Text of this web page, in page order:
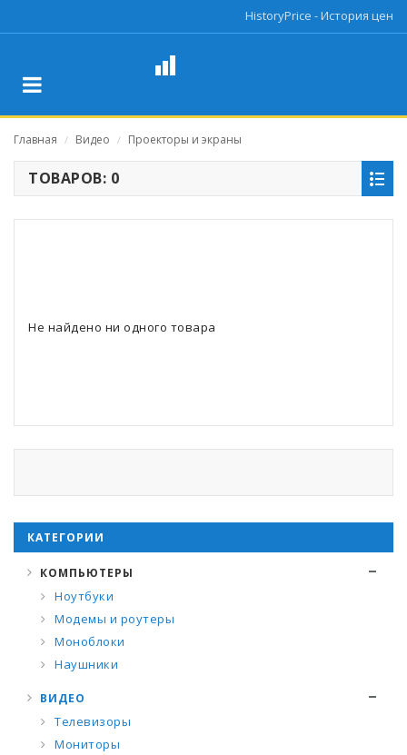
HistoryPrice - История цен
Главная / Видео / Проекторы и экраны
ТОВАРОВ: 0
Не найдено ни одного товара
КАТЕГОРИИ
КОМПЬЮТЕРЫ
Ноутбуки
Модемы и роутеры
Моноблоки
Наушники
ВИДЕО
Телевизоры
Мониторы